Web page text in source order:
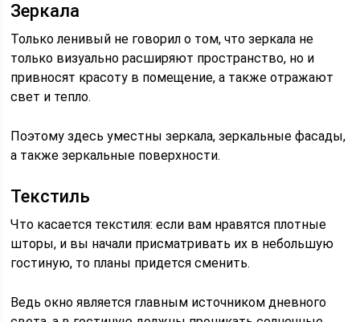
Зеркала
Только ленивый не говорил о том, что зеркала не
только визуально расширяют пространство, но и
привносят красоту в помещение, а также отражают
свет и тепло.
Поэтому здесь уместны зеркала, зеркальные фасады,
а также зеркальные поверхности.
Текстиль
Что касается текстиля: если вам нравятся плотные
шторы, и вы начали присматривать их в небольшую
гостиную, то планы придется сменить.
Ведь окно является главным источником дневного